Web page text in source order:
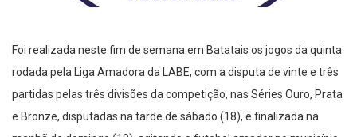
Foi realizada neste fim de semana em Batatais os jogos da quinta
rodada pela Liga Amadora da LABE, com a disputa de vinte e três
partidas pelas três divisões da competição, nas Séries Ouro, Prata
e Bronze, disputadas na tarde de sábado (18), e finalizada na